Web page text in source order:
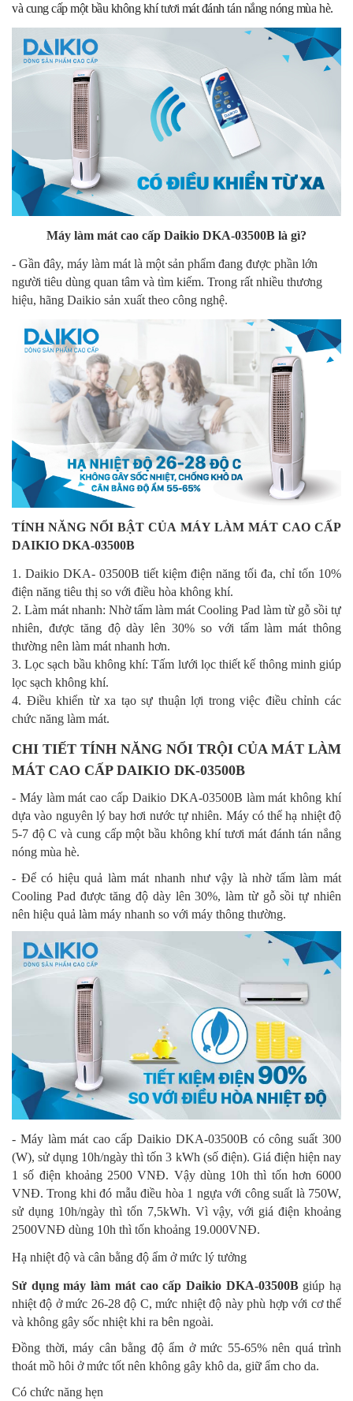
và cung cấp một bầu không khí tươi mát đánh tán nắng nóng mùa hè.
Máy làm mát cao cấp Daikio DKA-03500B là gì?
- Gần đây, máy làm mát là một sản phẩm đang được phần lớn
người tiêu dùng quan tâm và tìm kiếm. Trong rất nhiều thương
hiệu, hãng Daikio sản xuất theo công nghệ.
TÍNH NĂNG NỔI BẬT CỦA MÁY LÀM MÁT CAO CẤP
DAIKIO DKA-03500B
1. Daikio DKA- 03500B tiết kiệm điện năng tối đa, chỉ tốn 10%
điện năng tiêu thị so với điều hòa không khí.
2. Làm mát nhanh: Nhờ tấm làm mát Cooling Pad làm từ gỗ sồi tự
nhiên, được tăng độ dày lên 30% so với tấm làm mát thông
thường nên làm mát nhanh hơn.
3. Lọc sạch bầu không khí: Tấm lưới lọc thiết kế thông minh giúp
lọc sạch không khí.
4. Điều khiển từ xa tạo sự thuận lợi trong việc điều chỉnh các
chức năng làm mát.
CHI TIẾT TÍNH NĂNG NỔI TRỘI CỦA MÁT LÀM
MÁT CAO CẤP DAIKIO DK-03500B
- Máy làm mát cao cấp Daikio DKA-03500B làm mát không khí
dựa vào nguyên lý bay hơi nước tự nhiên. Máy có thể hạ nhiệt độ
5-7 độ C và cung cấp một bầu không khí tươi mát đánh tán nắng
nóng mùa hè.
- Để có hiệu quả làm mát nhanh như vậy là nhờ tấm làm mát
Cooling Pad được tăng độ dày lên 30%, làm từ gỗ sồi tự nhiên
nên hiệu quả làm máy nhanh so với máy thông thường.
- Máy làm mát cao cấp Daikio DKA-03500B có công suất 300
(W), sử dụng 10h/ngày thì tốn 3 kWh (số điện). Giá điện hiện nay
1 số điện khoảng 2500 VNĐ. Vậy dùng 10h thì tốn hơn 6000
VNĐ. Trong khi đó mẫu điều hòa 1 ngựa với công suất là 750W,
sử dụng 10h/ngày thì tốn 7,5kWh. Vì vậy, với giá điện khoảng
2500VNĐ dùng 10h thì tốn khoảng 19.000VNĐ.
Hạ nhiệt độ và cân bằng độ ẩm ở mức lý tưởng
Sử dụng máy làm mát cao cấp Daikio DKA-03500Bgiúp hạ
nhiệt độ ở mức 26-28 độ C, mức nhiệt độ này phù hợp với cơ thể
và không gây sốc nhiệt khi ra bên ngoài.
Đồng thời, máy cân bằng độ ẩm ở mức 55-65% nên quá trình
thoát mồ hôi ở mức tốt nên không gây khô da, giữ ẩm cho da.
Có chức năng hẹn